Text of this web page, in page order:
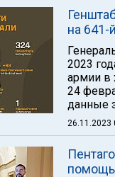
на 641-
2023
армии в
24
данные
26.11.2023
помощь